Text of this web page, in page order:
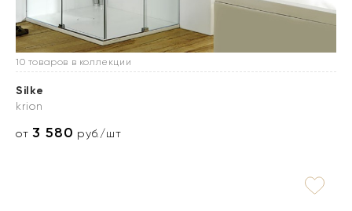
10 товаров в коллекции
Silke
krion
от3 580 руб./шт